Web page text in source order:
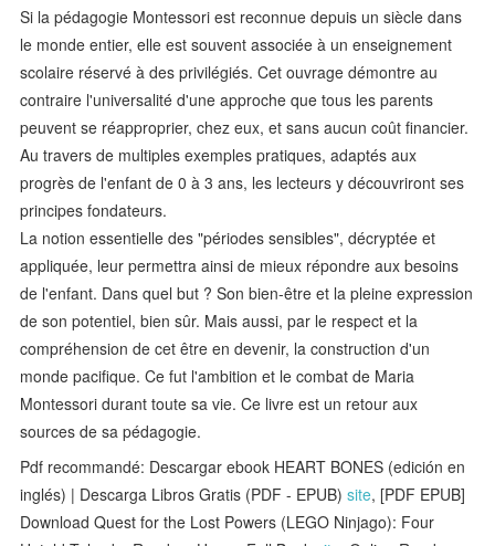
Si la pédagogie Montessori est reconnue depuis un siècle dans
le monde entier, elle est souvent associée à un enseignement
scolaire réservé à des privilégiés. Cet ouvrage démontre au
contraire l'universalité d'une approche que tous les parents
peuvent se réapproprier, chez eux, et sans aucun coût financier.
Au travers de multiples exemples pratiques, adaptés aux
progrès de l'enfant de 0 à 3 ans, les lecteurs y découvriront ses
principes fondateurs.
La notion essentielle des "périodes sensibles", décryptée et
appliquée, leur permettra ainsi de mieux répondre aux besoins
de l'enfant. Dans quel but ? Son bien-être et la pleine expression
de son potentiel, bien sûr. Mais aussi, par le respect et la
compréhension de cet être en devenir, la construction d'un
monde pacifique. Ce fut l'ambition et le combat de Maria
Montessori durant toute sa vie. Ce livre est un retour aux
sources de sa pédagogie.
Pdf recommandé: Descargar ebook HEART BONES (edición en
inglés) | Descarga Libros Gratis (PDF - EPUB)site, [PDF EPUB]
Download Quest for the Lost Powers (LEGO Ninjago): Four